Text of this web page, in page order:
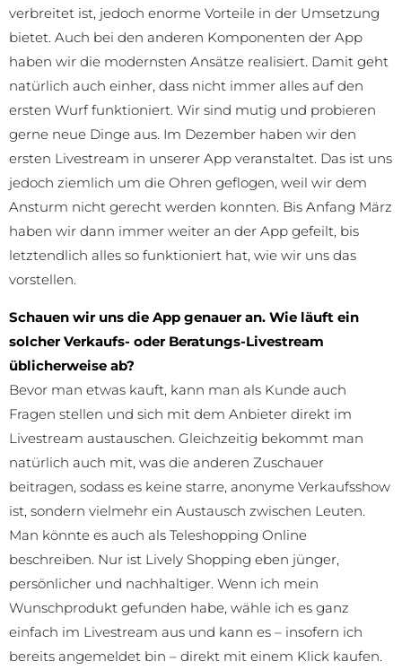
verbreitet ist, jedoch enorme Vorteile in der Umsetzung
bietet. Auch bei den anderen Komponenten der App
haben wir die modernsten Ansätze realisiert. Damit geht
natürlich auch einher, dass nicht immer alles auf den
ersten Wurf funktioniert. Wir sind mutig und probieren
gerne neue Dinge aus. Im Dezember haben wir den
ersten Livestream in unserer App veranstaltet. Das ist uns
jedoch ziemlich um die Ohren geflogen, weil wir dem
Ansturm nicht gerecht werden konnten. Bis Anfang März
haben wir dann immer weiter an der App gefeilt, bis
letztendlich alles so funktioniert hat, wie wir uns das
vorstellen.
Schauen wir uns die App genauer an. Wie läuft ein
solcher Verkaufs- oder Beratungs-Livestream
üblicherweise ab?
Bevor man etwas kauft, kann man als Kunde auch
Fragen stellen und sich mit dem Anbieter direkt im
Livestream austauschen. Gleichzeitig bekommt man
natürlich auch mit, was die anderen Zuschauer
beitragen, sodass es keine starre, anonyme Verkaufsshow
ist, sondern vielmehr ein Austausch zwischen Leuten.
Man könnte es auch als Teleshopping Online
beschreiben. Nur ist Lively Shopping eben jünger,
persönlicher und nachhaltiger. Wenn ich mein
Wunschprodukt gefunden habe, wähle ich es ganz
einfach im Livestream aus und kann es – insofern ich
bereits angemeldet bin – direkt mit einem Klick kaufen.